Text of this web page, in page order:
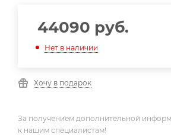
44090 руб.
Нет в наличии
Хочу в подарок
За получением дополнительной
к нашим специалистам!